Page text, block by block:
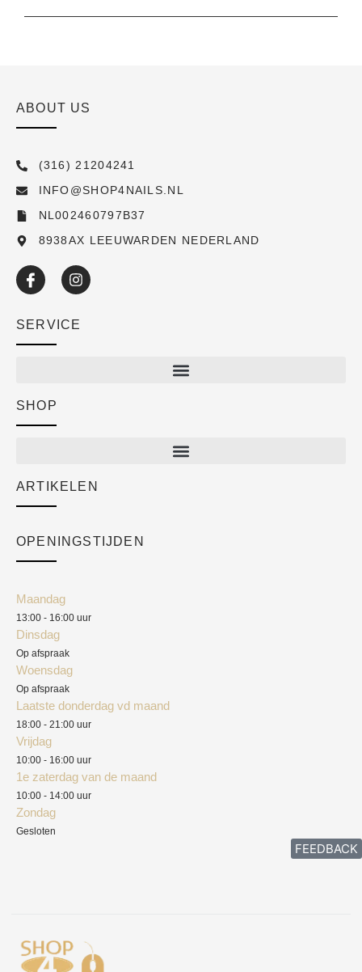
ABOUT US
(316) 21204241
INFO@SHOP4NAILS.NL
NL002460797B37
8938AX LEEUWARDEN NEDERLAND
SERVICE
Academy
SHOP
ARTIKELEN
OPENINGSTIJDEN
Maandag
13:00 - 16:00 uur
Dinsdag
Op afspraak
Woensdag
Op afspraak
Laatste donderdag vd maand
18:00 - 21:00 uur
Vrijdag
10:00 - 16:00 uur
1e zaterdag van de maand
10:00 - 14:00 uur
Zondag
Gesloten
FEEDBACK